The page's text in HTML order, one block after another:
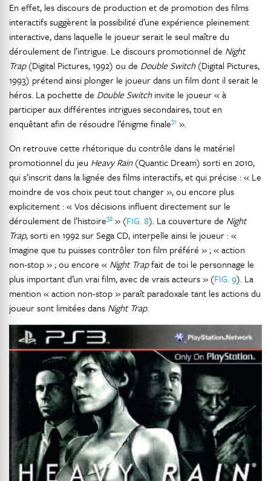
En effet, les discours de production et de promotion des films
interactifs suggèrent la possibilité d’une expérience pleinement
interactive, dans laquelle le joueur serait le seul maître du
déroulement de l’intrigue. Le discours promotionnel de Night
Trap(Digital Pictures, 1992) ou de Double Switch(Digital Pictures,
1993) prétend ainsi plonger le joueur dans un film dont il serait le
héros. La pochette de Double Switchinvite le joueur « à
participer aux différentes intrigues secondaires, tout en
enquêtant afin de résoudre l’énigme finale31 ».
On retrouve cette rhétorique du contrôle dans le matériel
promotionnel du jeu Heavy Rain(Quantic Dream) sorti en 2010,
qui s’inscrit dans la lignée des films interactifs, et qui précise : « Le
moindre de vos choix peut tout changer », ou encore plus
explicitement : « Vos décisions influent directement sur le
déroulement de l’histoire32 » (FIG. 8). La couverture de Night
Trap, sorti en 1992 sur Sega CD, interpelle ainsi le joueur : «
Imagine que tu puisses contrôler ton film préféré » ; « action
non-stop » ; ou encore « Night Trapfait de toi le personnage le
plus important d’un vrai film, avec de vrais acteurs » (FIG. 9). La
mention « action non-stop » paraît paradoxale tant les actions du
joueur sont limitées dans Night Trap.